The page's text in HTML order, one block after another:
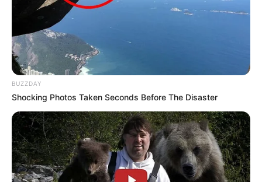
BUZZDAY
Shocking Photos Taken Seconds Before The Disaster